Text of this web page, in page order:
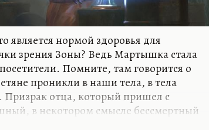
является нормой здоровья для
зрения Зоны? Ведь Мартышка стала
Помните, там говорится о
проникли в наши тела, в тела
Призрак отца, который пришел с
в некотором смысле бессмертный